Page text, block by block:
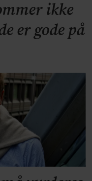
ikke
er gode på